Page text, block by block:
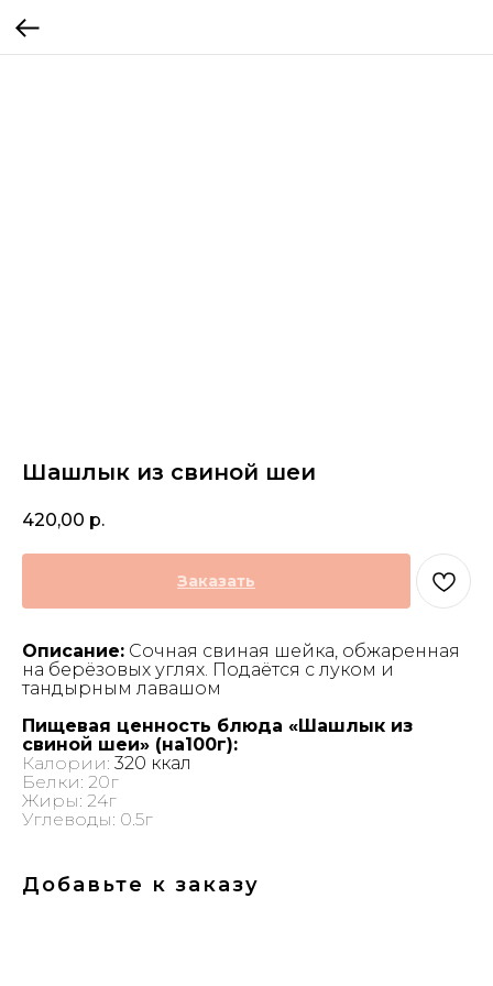
Шашлык из свиной шеи
420,00 р.
Заказать
Описание: Сочная свиная шейка, обжаренная
на берёзовых углях. Подаётся с луком и
тандырным лавашом
Пищевая ценность блюда «Шашлык из
свиной шеи» (на100г):
Калории: 320 ккал
Белки: 20г
Жиры: 24г
Углеводы: 0.5г
Добавьте к заказу